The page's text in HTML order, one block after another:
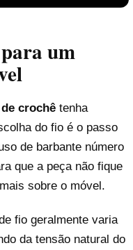
um
crochê tenha
do fio é o passo
de barbante número
que a peça não fique
sobre o móvel.
fio geralmente varia
da tensão natural do